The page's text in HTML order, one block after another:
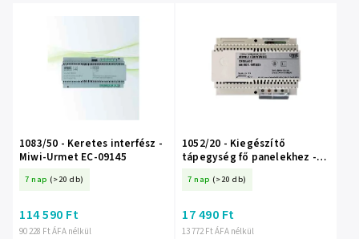
1083/50 - Keretes interfész -
Miwi-Urmet EC-09145
7 nap (>20 db)
90 228 Ft ÁFA nélkül
114 590 Ft
1052/20 - Kiegészítő
tápegység fő panelekhez -
7 nap (>20 db)
13 772 Ft ÁFA nélkül
17 490 Ft